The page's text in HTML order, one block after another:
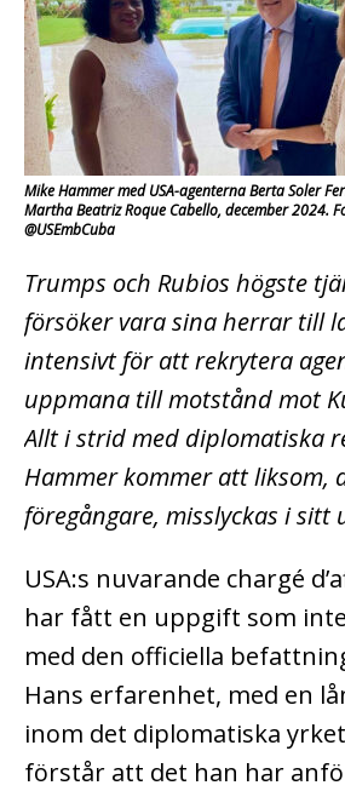
Mike Hammer med USA-agenterna Berta Soler
Martha Beatriz Roque Cabello, december 2024.
@USEmbCuba
Trumps och Rubios högste
försöker vara sina herrar till
intensivt för att rekrytera
uppmana till motstånd mot
Allt i strid med diplomatiska
Hammer kommer att liksom,
föregångare, misslyckas i sitt
USA:s nuvarande chargé
har fått en uppgift som
med den officiella
Hans erfarenhet, med en
inom det diplomatiska
förstår att det han har